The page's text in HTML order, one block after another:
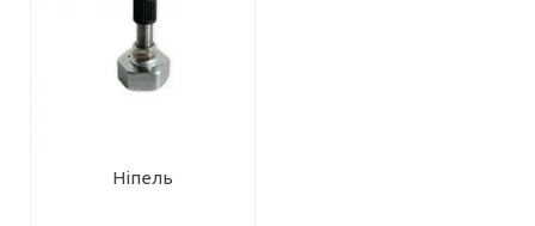
Ніпель